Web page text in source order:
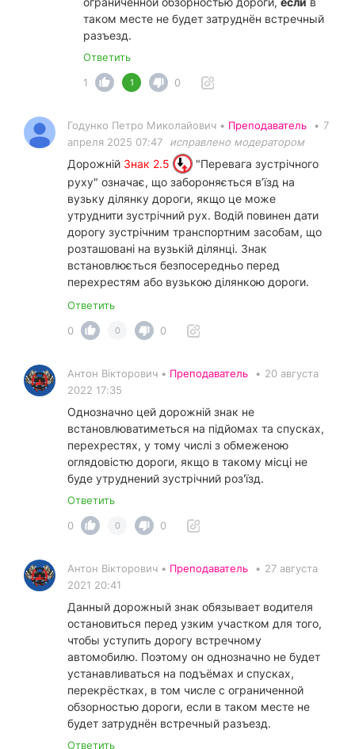
таком месте не будет затруднён встречный
разъезд.
Ответить
1
1 0
Годунко Петро Миколайович • Преподаватель • 7
апреля 2025 07:47
исправлено модератором
Дорожній Знак 2.5
"Перевага зустрічного
руху" означає, що забороняється в’їзд на
вузьку ділянку дороги, якщо це може
утруднити зустрічний рух. Водій повинен дати
дорогу зустрічним транспортним засобам, що
розташовані на вузькій ділянці. Знак
встановлюється безпосередньо перед
перехрестям або вузькою ділянкою дороги.
Ответить
0
0 0
Антон Вікторович • Преподаватель • 20 августа
2022 17:35
Однозначно цей дорожній знак не
встановлюватиметься на підйомах та спусках,
перехрестях, у тому числі з обмеженою
оглядовістю дороги, якщо в такому місці не
буде утруднений зустрічний роз'їзд.
Ответить
0
0 0
Антон Вікторович • Преподаватель • 27 августа
2021 20:41
Данный дорожный знак обязывает водителя
остановиться перед узким участком для того,
чтобы уступить дорогу встречному
автомобилю. Поэтому он однозначно не будет
устанавливаться на подъёмах и спусках,
перекрёстках, в том числе с ограниченной
обзорностью дороги, если в таком месте не
будет затруднён встречный разъезд.
Ответить